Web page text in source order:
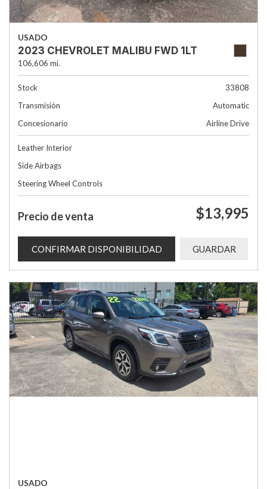
USADO
2023 CHEVROLET MALIBU FWD 1LT
106,606 mi.
Stock
33808
Transmisión
Automatic
Concesionario
Airline Drive
Leather Interior
Side Airbags
Steering Wheel Controls
Precio de venta $13,995
CONFIRMAR DISPONIBILIDAD GUARDAR
USADO